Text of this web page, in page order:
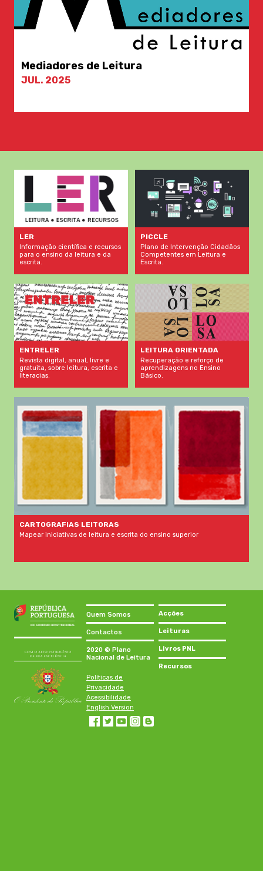
Mediadores de Leitura
JUL. 2025
LER
Informação científica e recursos
para o ensino da leitura e da
escrita.
PICCLE
Plano de Intervenção Cidadãos
Competentes em Leitura e
Escrita.
ENTRELER
Revista digital, anual, livre e
gratuita, sobre leitura, escrita e
literacias.
LEITURA ORIENTADA
Recuperação e reforço de
aprendizagens no Ensino
Básico.
CARTOGRAFIAS LEITORAS
Mapear iniciativas de leitura e escrita do ensino superior
Quem Somos
Contactos
2020 © Plano
Nacional de Leitura
Políticas de
Privacidade
Acessibilidade
English Version
Acções
Leituras
Livros PNL
Recursos